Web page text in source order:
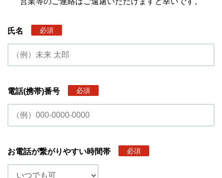
氏名 必須
電話(携帯)番号 必須
お電話が繋がりやすい時間帯 必須